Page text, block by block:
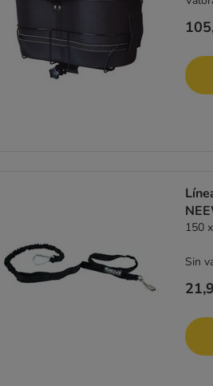
150
Sin